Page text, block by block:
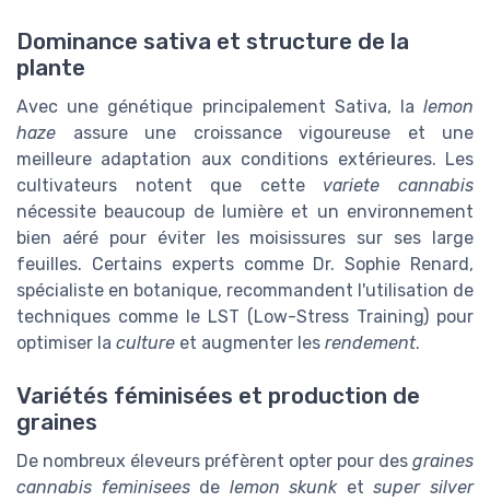
Dominance sativa et structure de la
plante
Avec une génétique principalement Sativa, la lemon
haze assure une croissance vigoureuse et une
meilleure adaptation aux conditions extérieures. Les
cultivateurs notent que cette variete cannabis
nécessite beaucoup de lumière et un environnement
bien aéré pour éviter les moisissures sur ses large
feuilles. Certains experts comme Dr. Sophie Renard,
spécialiste en botanique, recommandent l'utilisation de
techniques comme le LST (Low-Stress Training) pour
optimiser la culture et augmenter les rendement.
Variétés féminisées et production de
graines
De nombreux éleveurs préfèrent opter pour des graines
cannabis feminiseesde lemon skunketsuper silver